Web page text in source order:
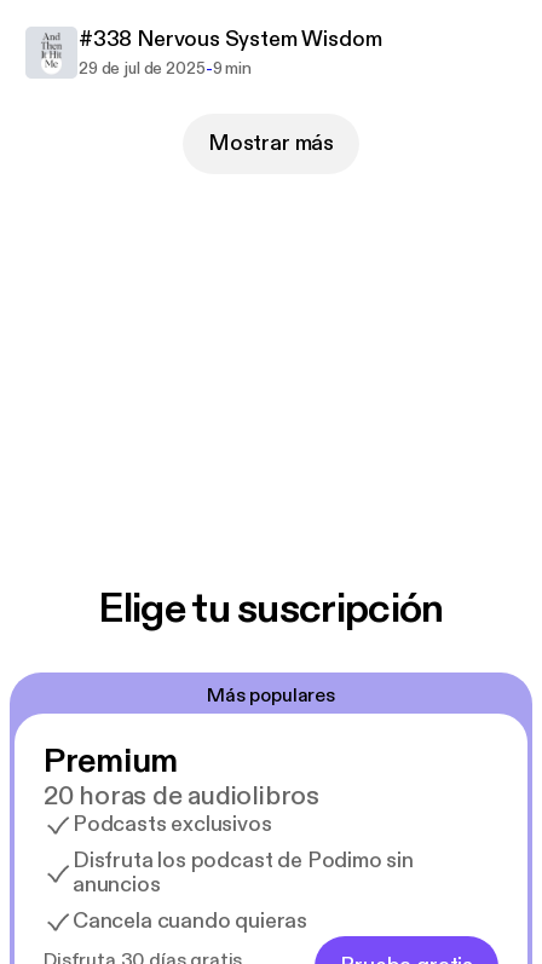
#338 Nervous System Wisdom
29 de jul de 2025-9 min
Mostrar más
Elige tu suscripción
Más populares
Premium
20 horas de audiolibros
Podcasts exclusivos
Disfruta los podcast de Podimo sin
anuncios
Cancela cuando quieras